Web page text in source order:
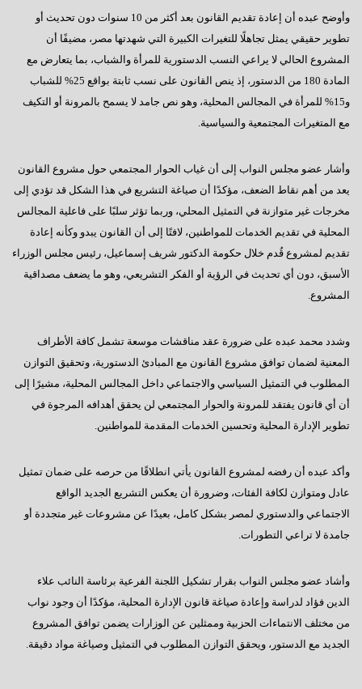
وأوضح عبده أن إعادة تقديم القانون بعد أكثر من 10 سنوات دون تحديث أو
تطوير حقيقي يمثل تجاهلًا للتغيرات الكبيرة التي شهدتها مصر، مضيفًا أن
المشروع الحالي لا يراعي النسب الدستورية للمرأة والشباب، بما يتعارض مع
المادة 180 من الدستور، إذ ينص القانون على نسب ثابتة بواقع 25% للشباب
و15% للمرأة في المجالس المحلية، وهو نص جامد لا يسمح بالمرونة أو التكيف
مع المتغيرات المجتمعية والسياسية.
وأشار عضو مجلس النواب إلى أن غياب الحوار المجتمعي حول مشروع القانون
يعد من أهم نقاط الضعف، مؤكدًا أن صياغة التشريع في هذا الشكل قد تؤدي إلى
مخرجات غير متوازنة في التمثيل المحلي، وربما تؤثر سلبًا على فاعلية المجالس
المحلية في تقديم الخدمات للمواطنين، لافتًا إلى أن القانون يبدو وكأنه إعادة
تقديم لمشروع قُدم خلال حكومة الدكتور شريف إسماعيل، رئيس مجلس الوزراء
الأسبق، دون أي تحديث في الرؤية أو الفكر التشريعي، وهو ما يضعف مصداقية
المشروع.
وشدد محمد عبده على ضرورة عقد مناقشات موسعة تشمل كافة الأطراف
المعنية لضمان توافق مشروع القانون مع المبادئ الدستورية، وتحقيق التوازن
المطلوب في التمثيل السياسي والاجتماعي داخل المجالس المحلية، مشيرًا إلى
أن أي قانون يفتقد للمرونة والحوار المجتمعي لن يحقق أهدافه المرجوة في
تطوير الإدارة المحلية وتحسين الخدمات المقدمة للمواطنين.
وأكد عبده أن رفضه لمشروع القانون يأتي انطلاقًا من حرصه على ضمان تمثيل
عادل ومتوازن لكافة الفئات، وضرورة أن يعكس التشريع الجديد الواقع
الاجتماعي والدستوري لمصر بشكل كامل، بعيدًا عن مشروعات غير متجددة أو
جامدة لا تراعي التطورات.
وأشاد عضو مجلس النواب بقرار تشكيل اللجنة الفرعية برئاسة النائب علاء
الدين فؤاد لدراسة وإعادة صياغة قانون الإدارة المحلية، مؤكدًا أن وجود نواب
من مختلف الانتماءات الحزبية وممثلين عن الوزارات يضمن توافق المشروع
الجديد مع الدستور، ويحقق التوازن المطلوب في التمثيل وصياغة مواد دقيقة.